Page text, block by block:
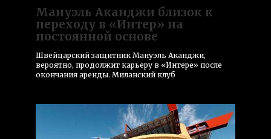
Мануэль Аканджи близок к
переходу в «Интер» на
постоянной основе
Швейцарский защитник Мануэль Аканджи,
вероятно, продолжит карьеру в «Интере» после
окончания аренды. Миланский клуб